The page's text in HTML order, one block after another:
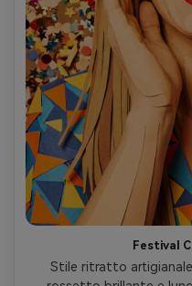
Festival
Stile ritratto